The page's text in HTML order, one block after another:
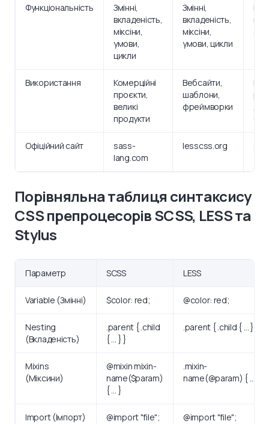
Функціональність
Змінні,
вкладеність,
міксіни,
умови,
цикли
Змінні,
вкладеність,
міксіни,
умови, цикли
Використання
Комерційні
проєкти,
великі
продукти
Вебсайти,
шаблони,
фреймворки
Офіційний сайт
sass-
lang.com
lesscss.org
Порівняльна таблиця синтаксису
CSS препроцесорів SCSS, LESS та
Stylus
Параметр SCSS LESS
Variable (Змінні) $color: red; @color: red;
Nesting
(Вкладеність)
.parent { .child
{ … } }
.parent { .child { … } }
Mixins
(Міксини)
@mixin mixin-
name($param)
{ … }
.mixin-
name(@param) { … }
Import (Імпорт) @import "file"; @import "file";